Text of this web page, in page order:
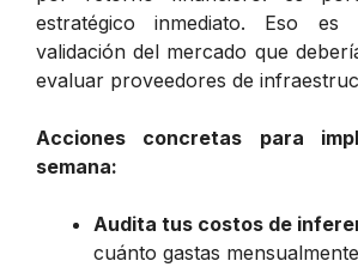
estratégico inmediato. Eso
validación del mercado que
evaluar proveedores de
Acciones concretas para
semana:
Audita tus costos de
cuánto gastas